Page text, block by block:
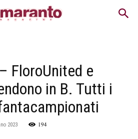
FloroUnited e
in B. Tutti i
2023 194